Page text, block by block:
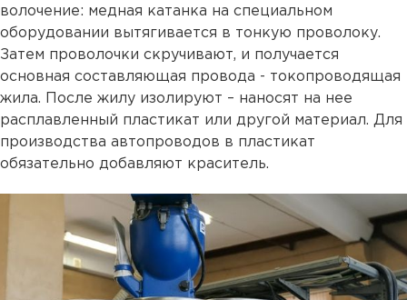
волочение: медная катанка на специальном
оборудовании вытягивается в тонкую проволоку.
Затем проволочки скручивают, и получается
основная составляющая провода - токопроводящая
жила. После жилу изолируют – наносят на нее
расплавленный пластикат или другой материал. Для
производства автопроводов в пластикат
обязательно добавляют краситель.